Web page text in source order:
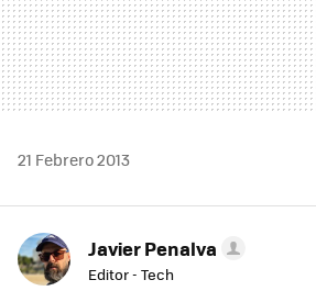
21 Febrero 2013
Javier Penalva
Editor - Tech